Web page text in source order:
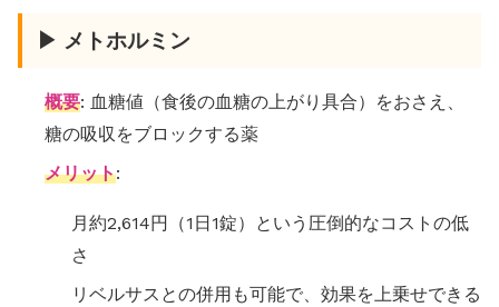
▶ メトホルミン
概要: 血糖値（食後の血糖の上がり具合）をおさえ、
糖の吸収をブロックする薬
メリット:
月約2,614円（1日1錠）という圧倒的なコストの低
さ
リベルサスとの併用も可能で、効果を上乗せできる